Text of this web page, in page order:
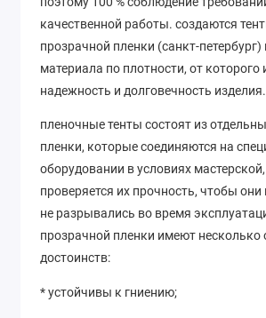
качественной работы. создаются
прозрачной пленки (санкт-петербург)
материала по плотности, от которого
надежность и долговечность изделия.
пленочные тенты состоят из
пленки, которые соединяются на
оборудовании в условиях мастерской,
проверяется их прочность, чтобы
не разрывались во время
прозрачной пленки имеют несколько
достоинств:
* устойчивы к гниению;